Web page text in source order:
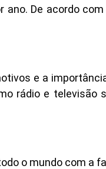
De acordo
e a
rádio e
o mundo com